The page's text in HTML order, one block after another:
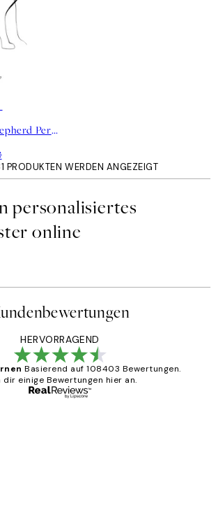
My Dog German Shepherd Personal Poster
PRODUKTEN WERDEN ANGEZEIGT
personalisiertes
online
HERVORRAGEND
Basierend auf 108403 Bewertungen.
dir einige Bewertungen hier an.